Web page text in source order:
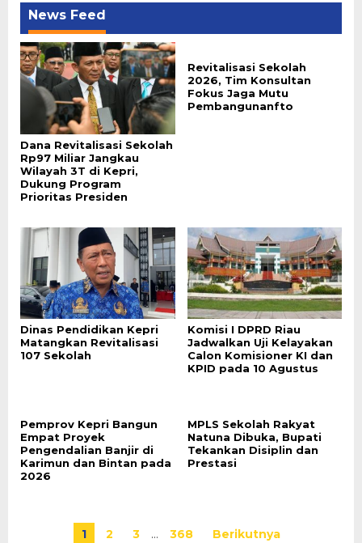
News Feed
Dana Revitalisasi Sekolah
Rp97 Miliar Jangkau
Wilayah 3T di Kepri,
Dukung Program
Prioritas Presiden
Revitalisasi Sekolah
2026, Tim Konsultan
Fokus Jaga Mutu
Pembangunanfto
Dinas Pendidikan Kepri
Matangkan Revitalisasi
107 Sekolah
Komisi I DPRD Riau
Jadwalkan Uji Kelayakan
Calon Komisioner KI dan
KPID pada 10 Agustus
Pemprov Kepri Bangun
Empat Proyek
Pengendalian Banjir di
Karimun dan Bintan pada
2026
MPLS Sekolah Rakyat
Natuna Dibuka, Bupati
Tekankan Disiplin dan
Prestasi
1 2 3 … 368 Berikutnya